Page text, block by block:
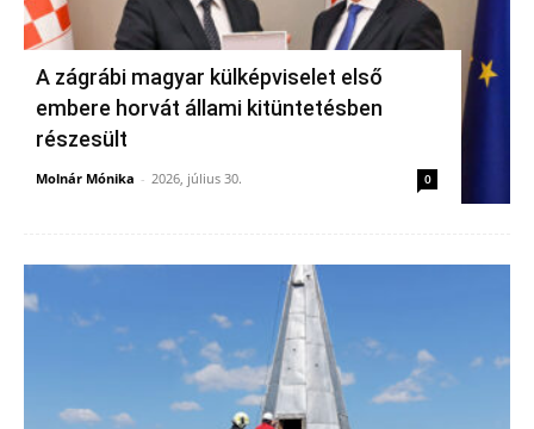
A zágrábi magyar külképviselet első
embere horvát állami kitüntetésben
részesült
Molnár Mónika - 2026, július 30. 0